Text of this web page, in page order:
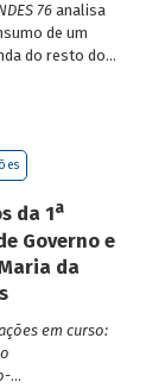
76analisa
de um
do resto do
da 1a
Governo e
da
em curso: